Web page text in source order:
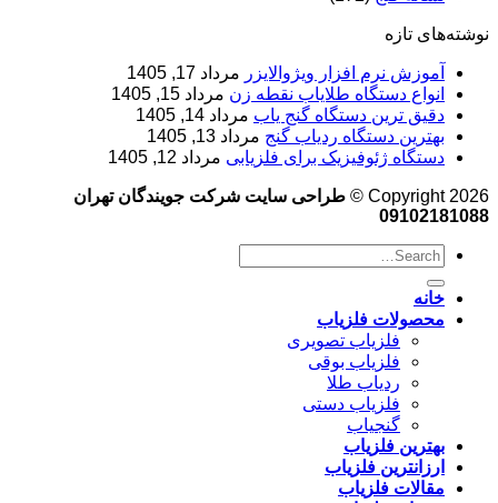
نوشته‌های تازه
آموزش نرم‌ افزار ویژوالایزر مرداد 17, 1405
انواع دستگاه طلایاب نقطه زن مرداد 15, 1405
دقیق ترین دستگاه گنج یاب مرداد 14, 1405
بهترین دستگاه ردیاب گنج مرداد 13, 1405
دستگاه ژئوفیزیک برای فلزیابی مرداد 12, 1405
Copyright 2026 ©
طراحی سایت شرکت جویندگان تهران
09102181088
خانه
محصولات فلزیاب
فلزیاب تصویری
فلزیاب بوقی
ردیاب طلا
فلزیاب دستی
گنجیاب
بهترین فلزیاب
ارزانترین فلزیاب
مقالات فلزیاب